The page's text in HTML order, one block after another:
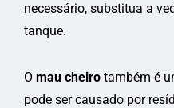
necessário, substitua a
tanque.
O mau cheiro também é
pode ser causado por